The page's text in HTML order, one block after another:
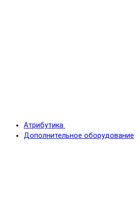
Атрибутика
Дополнительное оборудование